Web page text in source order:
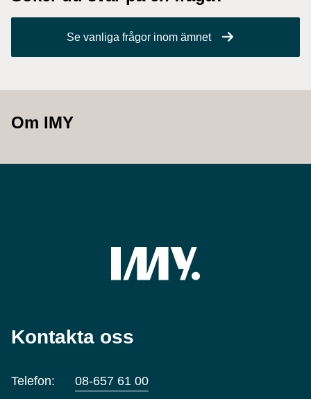
Se vanliga frågor inom ämnet
Om IMY
Kontakta oss
Telefon: 08-657 61 00